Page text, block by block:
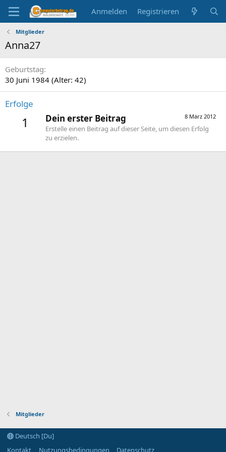
Anmelden Registrieren
Mitglieder
Anna27
Geburtstag
30 Juni 1984 (Alter: 42)
Erfolge
1 8 März 2012
Dein erster Beitrag
Erstelle einen Beitrag auf dieser Seite, um diesen Erfolg
zu erzielen.
Mitglieder
Deutsch [Du]
Kontakt
Nutzungsbedingungen Datenschutz